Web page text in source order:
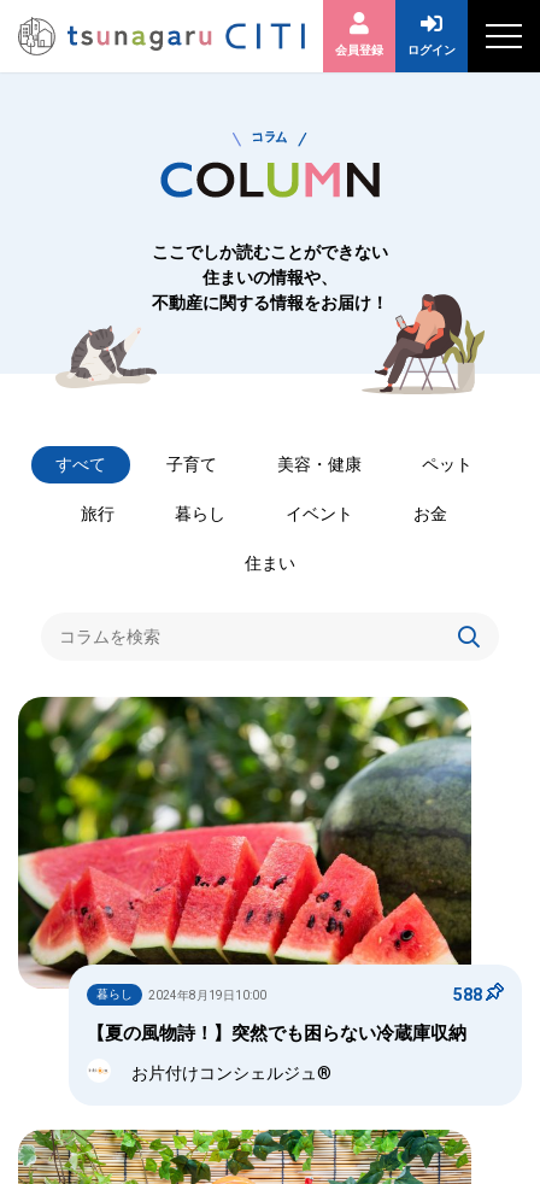
会員登録 ログイン
ここでしか読むことができない
住まいの情報や、
不動産に関する情報をお届け！
すべて 子育て 美容・健康 ペット
旅行 暮らし イベント お金
住まい
暮らし 2024年8月19日10:00 588
【夏の風物詩！】突然でも困らない冷蔵庫収納
お片付けコンシェルジュ®